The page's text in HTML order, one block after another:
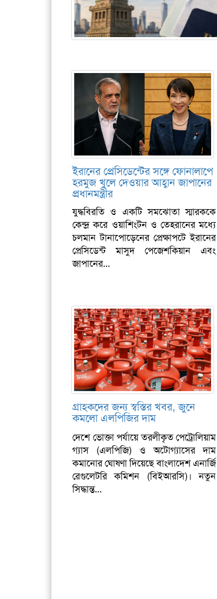
ইরানের প্রেসিডেন্টের সঙ্গে ফোনালাপে
হরমুজ খুলে দেওয়ার আহ্বান জাপানের
প্রধানমন্ত্রীর
যুদ্ধবিরতি ও একটি সমঝোতা স্মারককে
কেন্দ্র করে ওয়াশিংটন ও তেহরানের মধ্যে
চলমান টানাপোড়েনের প্রেক্ষাপটে ইরানের
প্রেসিডেন্ট মাসুদ পেজেশকিয়ান এবং
জাপানের...
গ্রাহকদের জন্য স্বস্তির খবর, জুনে
কমলো এলপিজির দাম
দেশে ভোক্তা পর্যায়ে তরলীকৃত পেট্রোলিয়াম
গ্যাস (এলপিজি) ও অটোগ্যাসের দাম
কমানোর ঘোষণা দিয়েছে বাংলাদেশ এনার্জি
রেগুলেটরি কমিশন (বিইআরসি)। নতুন
সিদ্ধান্ত...